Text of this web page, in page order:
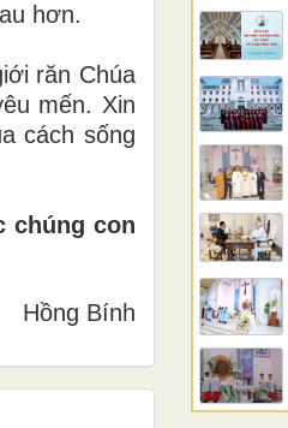
hơn.
răn Chúa
mến. Xin
cách sống
chúng con
Hồng Bính